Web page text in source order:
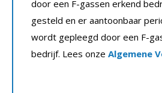
door een F-gassen erkend
gesteld en er aantoonbaar
wordt gepleegd door een F-
bedrijf. Lees onze Algemene